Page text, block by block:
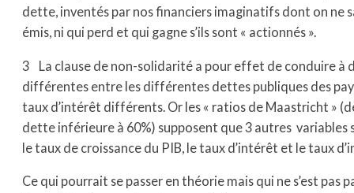
dette, inventés par nos financiers imaginatifs dont on ne
émis, ni qui perd et qui gagne s’ils sont « actionnés ».
3 La clause de non-solidarité a pour effet de conduire à
différentes entre les différentes dettes publiques des
taux d’intérêt différents. Or les « ratios de Maastricht »
dette inférieure à 60%) supposent que 3 autres variables
le taux de croissance du PIB, le taux d’intérêt et le taux
Ce qui pourrait se passer en théorie mais qui ne s’est pas